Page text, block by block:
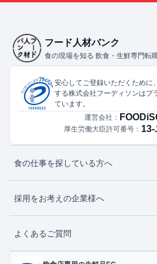
フード人材バンク
食の現場を知る 飲食・生鮮専門転
安心してご登録いただくために
する株式会社フーディソンはプ
ています。
運営会社：
厚生労働大臣許可番号： 13-
食の仕事を探している方へ
採用をお考えの企業様へ
よくあるご質問